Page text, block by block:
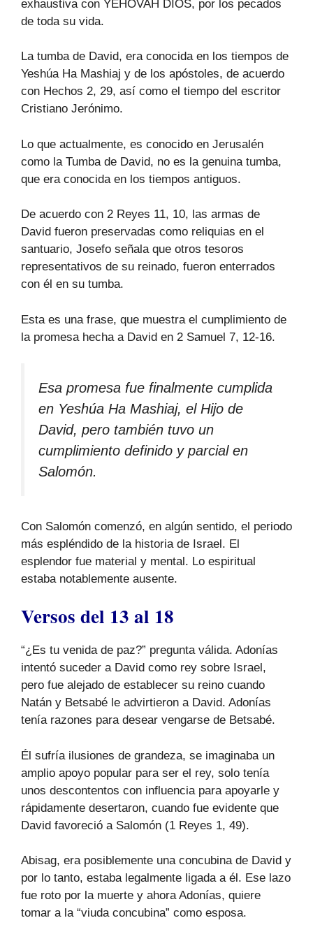
exhaustiva con YEHOVAH DIOS, por los pecados
de toda su vida.
La tumba de David, era conocida en los tiempos de
Yeshúa Ha Mashiaj y de los apóstoles, de acuerdo
con Hechos 2, 29, así como el tiempo del escritor
Cristiano Jerónimo.
Lo que actualmente, es conocido en Jerusalén
como la Tumba de David, no es la genuina tumba,
que era conocida en los tiempos antiguos.
De acuerdo con 2 Reyes 11, 10, las armas de
David fueron preservadas como reliquias en el
santuario, Josefo señala que otros tesoros
representativos de su reinado, fueron enterrados
con él en su tumba.
Esta es una frase, que muestra el cumplimiento de
la promesa hecha a David en 2 Samuel 7, 12-16.
Esa promesa fue finalmente cumplida
en Yeshúa Ha Mashiaj, el Hijo de
David, pero también tuvo un
cumplimiento definido y parcial en
Salomón.
Con Salomón comenzó, en algún sentido, el periodo
más espléndido de la historia de Israel. El
esplendor fue material y mental. Lo espiritual
estaba notablemente ausente.
Versos del 13 al 18
“¿Es tu venida de paz?” pregunta válida. Adonías
intentó suceder a David como rey sobre Israel,
pero fue alejado de establecer su reino cuando
Natán y Betsabé le advirtieron a David. Adonías
tenía razones para desear vengarse de Betsabé.
Él sufría ilusiones de grandeza, se imaginaba un
amplio apoyo popular para ser el rey, solo tenía
unos descontentos con influencia para apoyarle y
rápidamente desertaron, cuando fue evidente que
David favoreció a Salomón (1 Reyes 1, 49).
Abisag, era posiblemente una concubina de David y
por lo tanto, estaba legalmente ligada a él. Ese lazo
fue roto por la muerte y ahora Adonías, quiere
tomar a la “viuda concubina” como esposa.